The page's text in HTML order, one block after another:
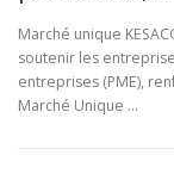
Marché unique
soutenir les
entreprises (PME),
Marché Unique …